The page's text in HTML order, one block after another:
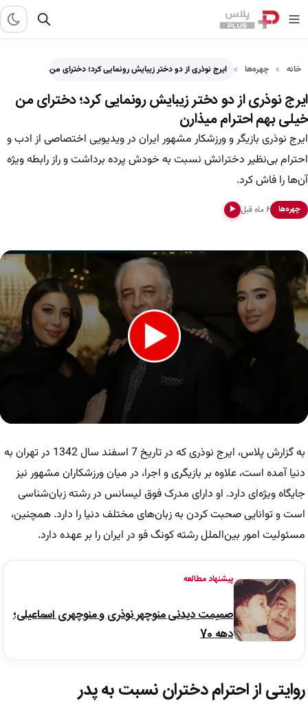
خانه چهره‌ها ایرج نوذری از دو دختر زیبایش رونمایی کرد؛ دخترای من…
ایرج نوذری از دو دختر زیبایش رونمایی کرد؛ دخترای من
خیلی بهم احترام میذارن
ایرج نوذری بازیگر و ورزشکار مشهور ایران در ویدیویی اختصاصی از ادب و
احترام بی‌نظیر دخترانش نسبت به خودش پرده برداشت و راز رابطه ویژه
آن‌ها را فاش کرد.
چهره‌ها ۶ ماه قبل ▶
of
minute,
seconds
به گزارش پلاس، ایرج نوذری که در تاریخ 7 اسفند سال 1342 در تهران به
دنیا آمده است، علاوه بر بازیگری و اجرا، در میان ورزشکاران مشهور نیز
جایگاه ویژه‌ای دارد. او دارای مدرک فوق لیسانس در رشته زبان‌شناسی
است و توانایی صحبت کردن به زبان‌های مختلف دنیا را دارد. همچنین،
مسئولیت امور بین‌الملل رشته کونگ فو در ایران را بر عهده دارد.
پیشنهاد مطالعه
صمیمت دیدنی منوچهر نوذری و منوچهری اسماعیلی؛
دهه 70
روایتی از احترام دختران نسبت به پدر